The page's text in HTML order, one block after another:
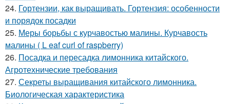
24. Гортензии, как выращивать. Гортензия: особенности
и порядок посадки
25. Меры борьбы с курчавостью малины. Курчавость
малины ( L eaf curl of raspberry)
26. Посадка и пересадка лимонника китайского.
Агротехнические требования
27. Секреты выращивания китайского лимонника.
Биологическая характеристика